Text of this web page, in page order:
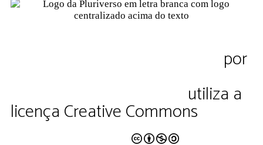
por
Pluriverso Coletivo de serviços em
utiliza a
licença Creative Commons
CC BY-NC-SA 4.0